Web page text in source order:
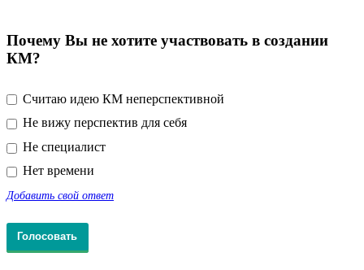
Почему Вы не хотите участвовать в создании
КМ?
Считаю идею КМ неперспективной
Не вижу перспектив для себя
Не специалист
Нет времени
Добавить свой ответ